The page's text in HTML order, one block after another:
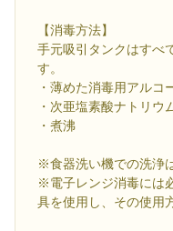
【消毒方法】
手元吸引タンクはすべ
す。
・薄めた消毒用アルコ
・次亜塩素酸ナトリウ
・煮沸
※食器洗い機での洗浄
※電子レンジ消毒には
具を使用し、その使用